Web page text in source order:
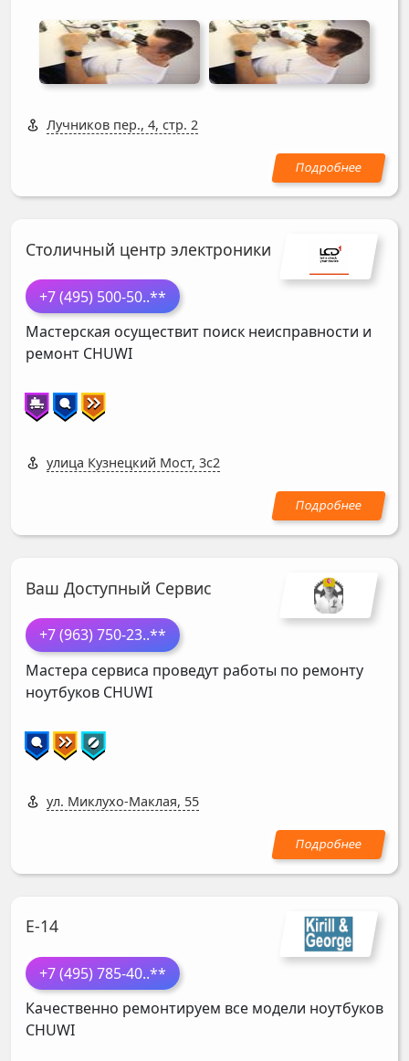
Лучников пер., 4, стр. 2
Столичный центр электроники
+7 (495) 500-50..**
Мастерская осуществит поиск неисправности и
ремонт CHUWI
улица Кузнецкий Мост, 3с2
Ваш Доступный Сервис
+7 (963) 750-23..**
Мастера сервиса проведут работы по ремонту
ноутбуков CHUWI
ул. Миклухо-Маклая, 55
Е-14
+7 (495) 785-40..**
Качественно ремонтируем все модели ноутбуков
CHUWI